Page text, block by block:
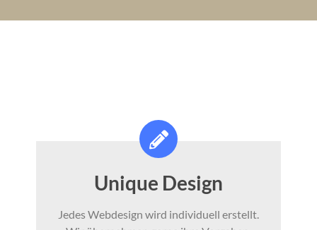
Unique Design
Jedes Webdesign wird individuell erstellt.